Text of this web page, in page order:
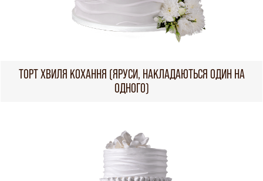
ТОРТ ХВИЛЯ КОХАННЯ (ЯРУСИ, НАКЛАДАЮТЬСЯ ОДИН НА
ОДНОГО)